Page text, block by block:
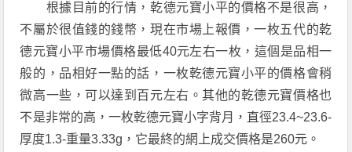
根據目前的行情，乾德元寶小平的價格不是很高，
不屬於很值錢的錢幣，現在市場上報價，一枚五代的乾
德元寶小平市場價格最低40元左右一枚，這個是品相一
般的，品相好一點的話，一枚乾德元寶小平的價格會稍
微高一些，可以達到百元左右。其他的乾德元寶價格也
不是非常的高，一枚乾德元寶小字背月，直徑23.4~23.6-
厚度1.3-重量3.33g，它最終的網上成交價格是260元。